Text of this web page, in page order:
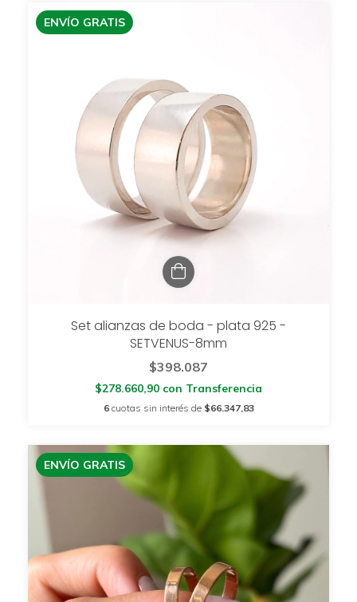
ENVÍO GRATIS
Set alianzas de boda - plata 925 -
SETVENUS-8mm
$398.087
$278.660,90 con Transferencia
6 cuotas sin interés de $66.347,83
ENVÍO GRATIS